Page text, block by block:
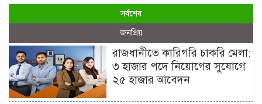
সর্বশেষ
জনপ্রিয়
রাজধানীতে কারিগরি চাকরি মেলা:
৩ হাজার পদে নিয়োগের সুযোগে
২৫ হাজার আবেদন